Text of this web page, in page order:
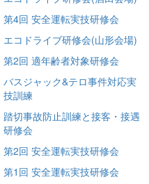
第4回 安全運転実技研修会
エコドライブ研修会(山形会場)
第2回 適年齢者対象研修会
バスジャック&テロ事件対応実
技訓練
踏切事故防止訓練と接客・接遇
研修会
第2回 安全運転実技研修会
第1回 安全運転実技研修会